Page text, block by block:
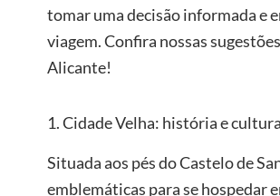
tomar uma decisão informada e
viagem. Confira nossas
Alicante!
1. Cidade Velha: história e
Situada aos pés do Castelo de
emblemáticas para se hospedar